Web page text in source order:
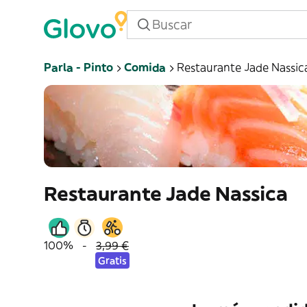
Parla - Pinto Comida Restaurante Jade
Restaurante Jade Nassica
100% - 3,99 €
Gratis